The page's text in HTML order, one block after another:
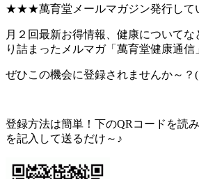
★★★萬育堂メールマガジン発行し
月２回最新お得情報、健康について
り詰まったメルマガ「萬育堂健康通
ぜひこの機会に登録されませんか～
登録方法は簡単！下のQRコードを読
を記入して送るだけ～♪